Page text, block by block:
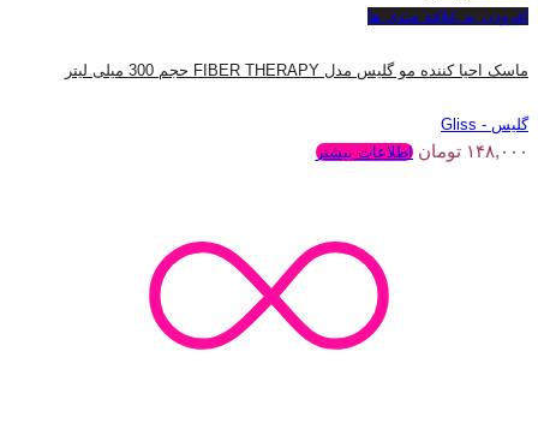
افزودن به علاقه مندی ها
ماسک احیا کننده مو گلیس مدل FIBER THERAPY حجم 300 میلی لیتر
گلیس - Gliss
۱۴۸,۰۰۰ تومان اطلاعات بیشتر